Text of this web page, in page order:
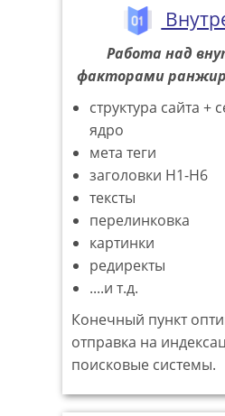
Работа над
факторами
структура сайта +
ядро
мета теги
заголовки H1-H6
тексты
перелинковка
картинки
редиректы
....и т.д.
Конечный пункт
отправка на
поисковые системы.